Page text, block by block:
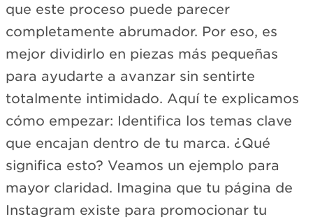
que este proceso puede parecer
completamente abrumador. Por eso, es
mejor dividirlo en piezas más pequeñas
para ayudarte a avanzar sin sentirte
totalmente intimidado. Aquí te explicamos
cómo empezar: Identifica los temas clave
que encajan dentro de tu marca. ¿Qué
significa esto? Veamos un ejemplo para
mayor claridad. Imagina que tu página de
Instagram existe para promocionar tu